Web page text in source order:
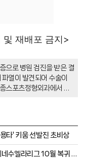
재배포 금지>
으로 병원 검진을 받은 결
열이 발견되어 수술이
스포츠정형외과에서 내
타' 키움 선발진 초비상
수엘라리그 10월 복귀 예